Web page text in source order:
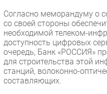
Согласно меморандуму о
со своей стороны
необходимой телеком-
доступность цифровых
очередь, Банк «РОССИЯ»
для строительства этой
станций, волоконно-
составляющих.